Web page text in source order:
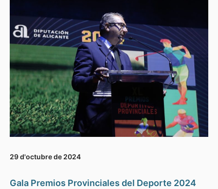
29 d'octubre de 2024
Gala Premios Provinciales del Deporte 2024